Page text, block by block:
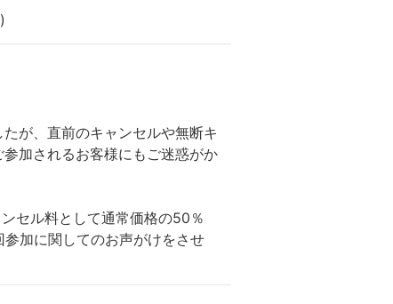
が、直前のキャンセルや無断キ
加されるお客様にもご迷惑がか
セル料として通常価格の50％
加に関してのお声がけをさせ